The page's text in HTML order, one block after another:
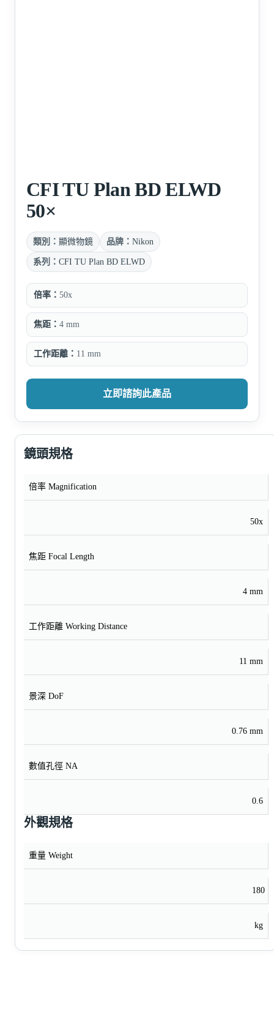
CFI TU Plan BD ELWD
50×
類別： 顯微物鏡 品牌： Nikon
系列： CFI TU Plan BD ELWD
倍率： 50x
焦距： 4 mm
工作距離： 11 mm
立即諮詢此產品
鏡頭規格
倍率 Magnification
50x
焦距 Focal Length
4 mm
工作距離 Working Distance
11 mm
景深 DoF
0.76 mm
數值孔徑 NA
0.6
外觀規格
重量 Weight
180
kg